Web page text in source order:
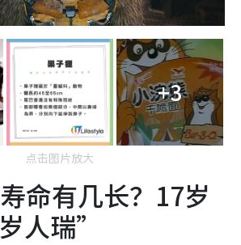
+3
点击图片放大
命有几长？17岁
人瑞”